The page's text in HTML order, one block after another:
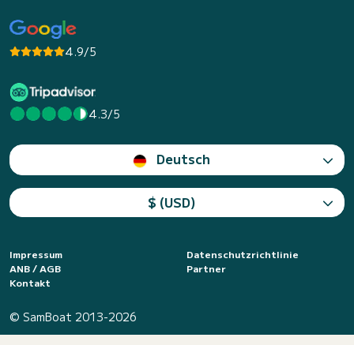
4.9/5
4.3/5
Deutsch
$ (USD)
Impressum
Datenschutzrichtlinie
ANB / AGB
Partner
Kontakt
© SamBoat 2013-2026